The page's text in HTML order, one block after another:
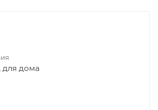
для дома